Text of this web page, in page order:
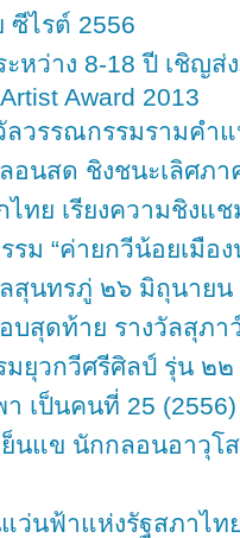
ซีไรต์ 2556
ะหว่าง 8-18 ปี เชิญ
Award 2013
ลวรรณกรรมรามคำ
อนสด ชิงชนะเลิศภา
ไทย เรียงความชิงแช
รม “ค่ายกวีน้อยเมือ
สุนทรภู่ ๒๖ มิถุนาย
อบสุดท้าย รางวัลสุภา
มยุวกวีศรีศิลป์ รุ่น ๒
า เป็นคนที่ 25
นแข นักกลอนอาวุโ
ว่นฟ้าแห่งรัฐสภาไ